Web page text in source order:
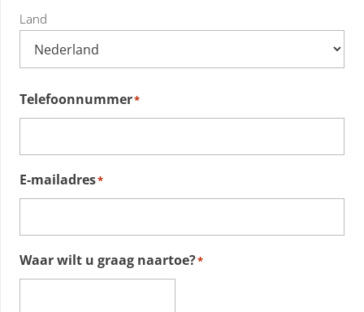
Land
Telefoonnummer*
E-mailadres*
Waar wilt u graag naartoe?*